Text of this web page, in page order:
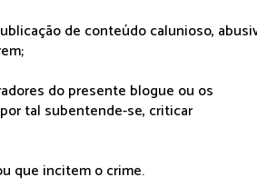
de conteúdo calunioso,
do presente blogue ou os
tal subentende-se, criticar
que incitem o crime.